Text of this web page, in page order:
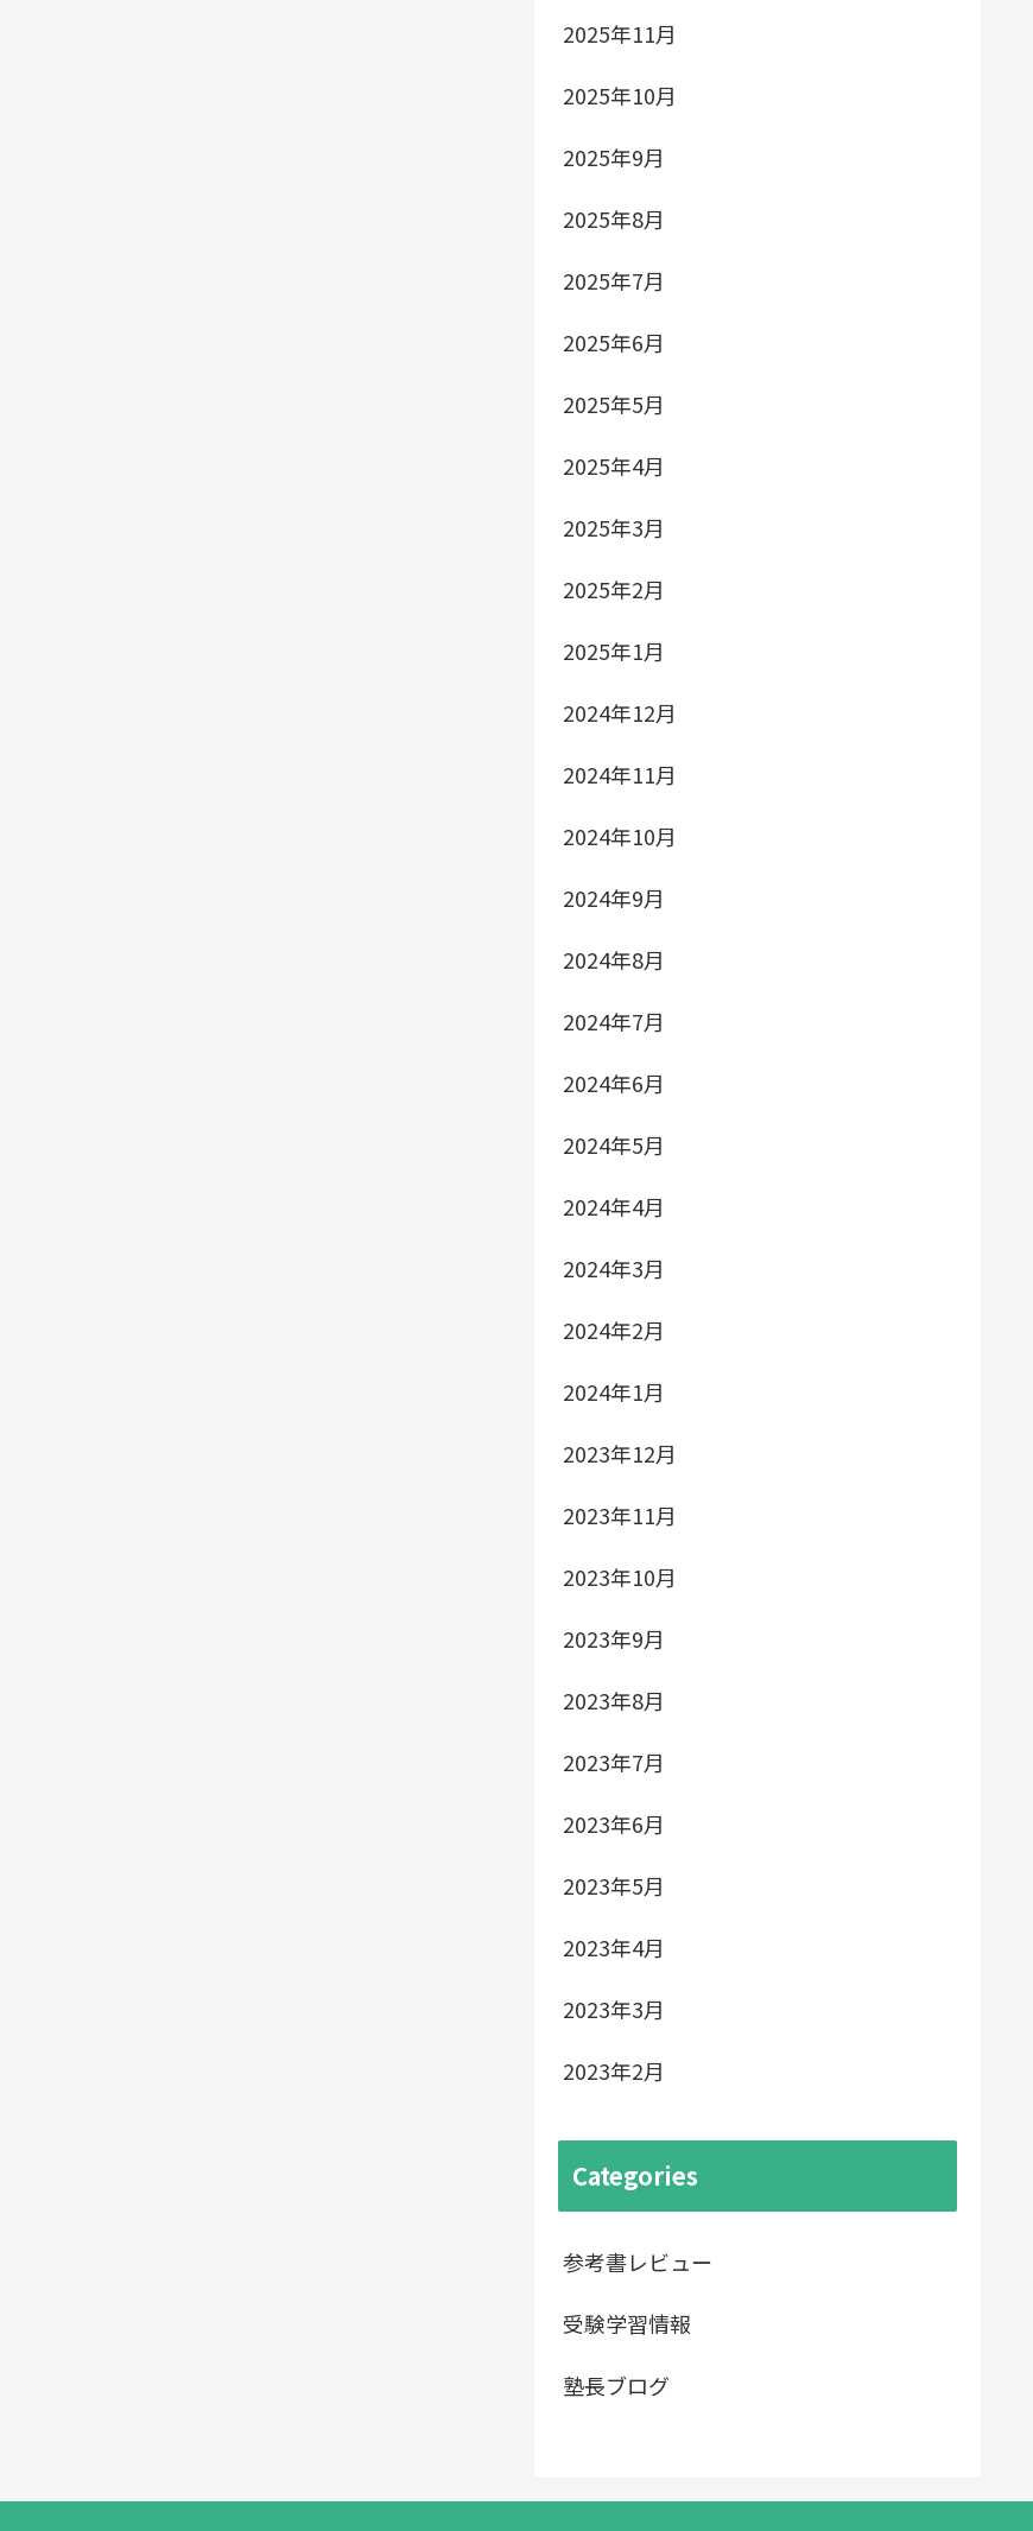
2025年11月
2025年10月
2025年9月
2025年8月
2025年7月
2025年6月
2025年5月
2025年4月
2025年3月
2025年2月
2025年1月
2024年12月
2024年11月
2024年10月
2024年9月
2024年8月
2024年7月
2024年6月
2024年5月
2024年4月
2024年3月
2024年2月
2024年1月
2023年12月
2023年11月
2023年10月
2023年9月
2023年8月
2023年7月
2023年6月
2023年5月
2023年4月
2023年3月
2023年2月
Categories
参考書レビュー
受験学習情報
塾長ブログ